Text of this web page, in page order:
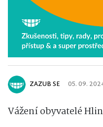
ZAZUB SE 05. 09.
Vážení obyvatelé